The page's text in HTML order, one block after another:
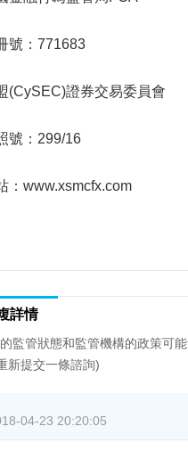
號：771683
(CySEC)證券交易委員會
號：299/16
：www.xsmcfx.com
詳情
監管狀態和監管機構的政策可
新提交一條諮詢)
04-23 20:20:05